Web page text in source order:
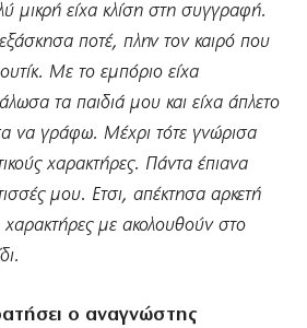
μικρή είχα κλίση στη συγγραφή.
εξάσκησα ποτέ, πλην τον καιρό που
Με το εμπόριο είχα
τα παιδιά μου και είχα άπλετο
να γράφω. Μέχρι τότε γνώρισα
χαρακτήρες. Πάντα έπιανα
μου. Ετσι, απέκτησα αρκετή
με ακολουθούν στο
ο αναγνώστης